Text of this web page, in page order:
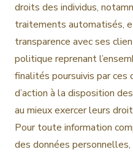
droits des individus,
traitements automatisés,
transparence avec ses
politique reprenant
finalités poursuivis par ces
d’action à la disposition
au mieux exercer leurs
Pour toute information
des données